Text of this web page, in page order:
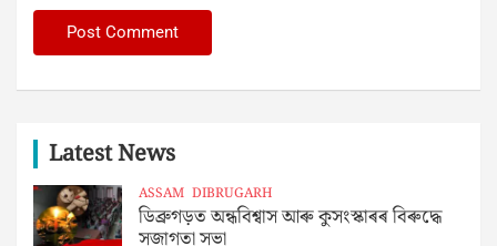
Latest News
ASSAM DIBRUGARH
ডিব্ৰুগড়ত‌ অন্ধবিশ্বাস আৰু কুসংস্কাৰৰ বিৰুদ্ধে
সজাগতা সভা